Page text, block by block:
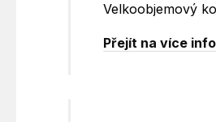
Velkoobjemový
Přejít na více